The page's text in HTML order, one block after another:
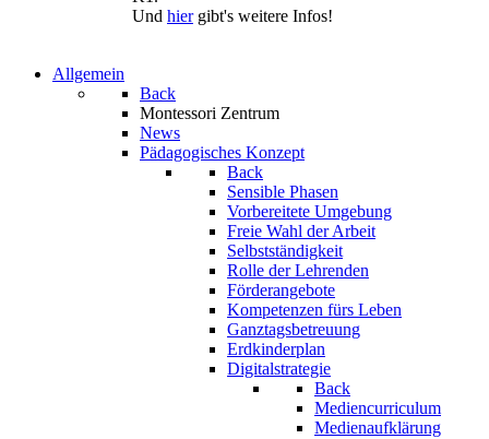
Und hiergibt's weitere Infos!
Allgemein
Back
Montessori Zentrum
News
Pädagogisches Konzept
Back
Sensible Phasen
Vorbereitete Umgebung
Freie Wahl der Arbeit
Selbstständigkeit
Rolle der Lehrenden
Förderangebote
Kompetenzen fürs Leben
Ganztagsbetreuung
Erdkinderplan
Digitalstrategie
Back
Mediencurriculum
Medienaufklärung